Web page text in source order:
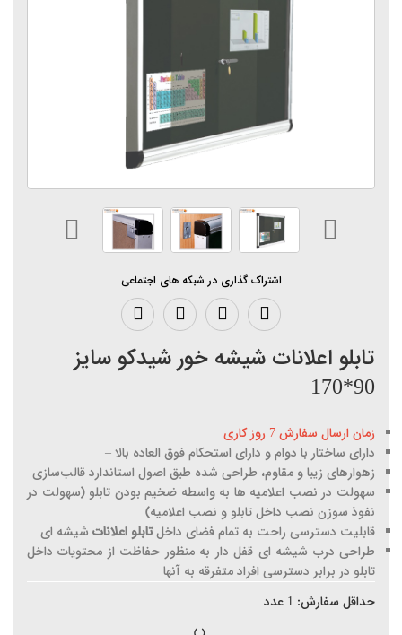
اشتراک گذاری در شبکه های اجتماعی
تابلو اعلانات شیشه خور شیدکو سایز
90*170
زمان ارسال سفارش 7 روز کاری
دارای ساختار با دوام و دارای استحکام فوق العاده بالا –
زهوارهای زیبا و مقاوم، طراحی شده طبق اصول استاندارد قالب‌سازی
سهولت در نصب اعلامیه ها به واسطه ضخیم بودن تابلو (سهولت در
نفوذ سوزن نصب داخل تابلو و نصب اعلامیه)
قابلیت دسترسی راحت به تمام فضای داخلتابلو اعلانات شیشه ای
طراحی درب شیشه ای قفل دار به منظور حفاظت از محتویات داخل
تابلو در برابر دسترسی افراد متفرقه به آنها
حداقل سفارش: 1 عدد